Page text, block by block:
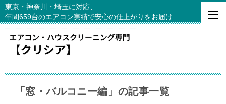
東京・神奈川・埼玉に対応、
年間659台のエアコン実績で安心の仕上がりをお届け
「窓・バルコニー編」の記事一覧